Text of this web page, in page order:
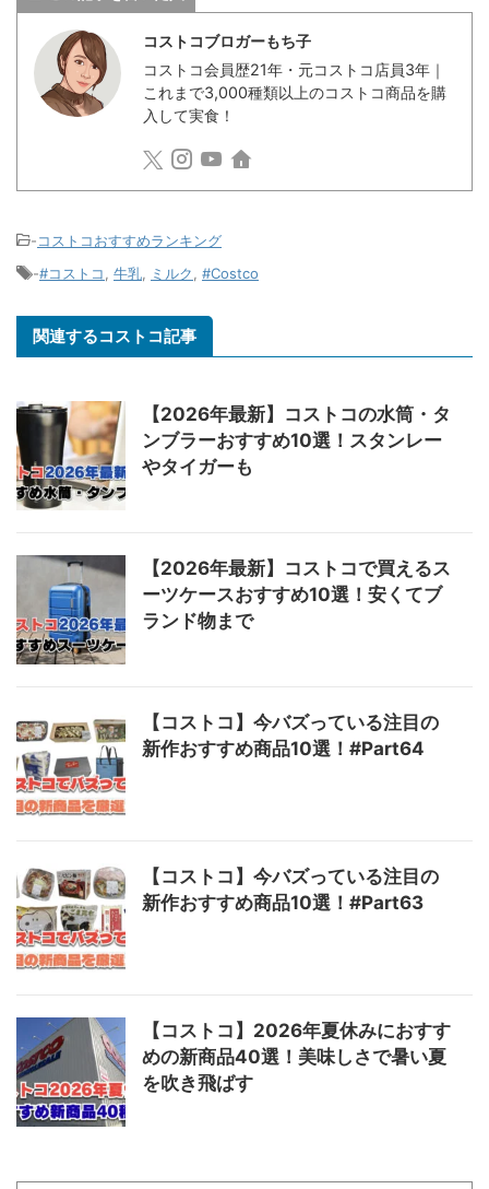
コストコブロガーもち子
コストコ会員歴21年・元コストコ店員3年｜
これまで3,000種類以上のコストコ商品を購
入して実食！
-コストコおすすめランキング
-#コストコ 牛乳 ミルク #Costco
関連するコストコ記事
【2026年最新】コストコの水筒・タ
ンブラーおすすめ10選！スタンレー
やタイガーも
【2026年最新】コストコで買えるス
ーツケースおすすめ10選！安くてブ
ランド物まで
【コストコ】今バズっている注目の
新作おすすめ商品10選！#Part64
【コストコ】今バズっている注目の
新作おすすめ商品10選！#Part63
【コストコ】2026年夏休みにおすす
めの新商品40選！美味しさで暑い夏
を吹き飛ばす